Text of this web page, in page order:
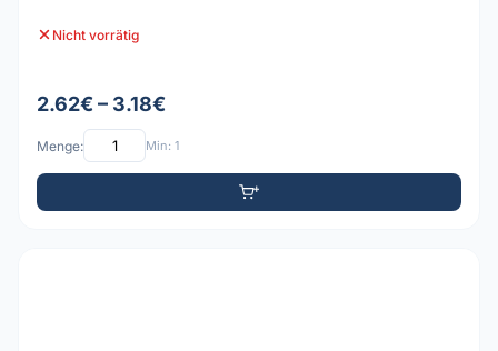
Nicht vorrätig
2.62€ – 3.18€
Menge: Min: 1